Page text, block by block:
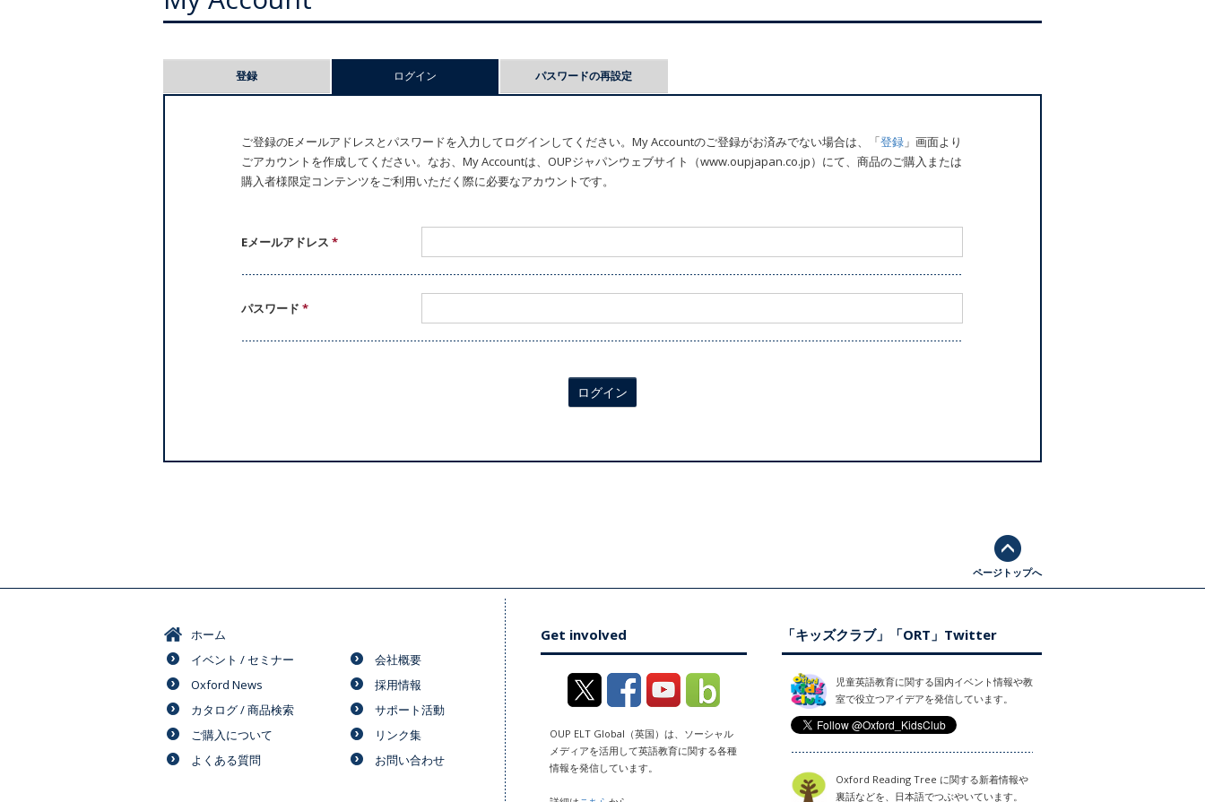
登録 ログイン パスワードの再設定
ご登録のEメールアドレスとパスワードを入力してログインしてください。My Accountのご登録がお済みでない場合は、「登録 」画面より
ごアカウントを作成してください。なお、My Accountは、OUPジャパンウェブサイト（www.oupjapan.co.jp）にて、商品のご購入または
購入者様限定コンテンツをご利用いただく際に必要なアカウントです。
Eメールアドレス*
パスワード*
ログイン
ページトップへ
ホーム
イベント / セミナー
Oxford News
カタログ / 商品検索
ご購入について
よくある質問
会社概要
採用情報
サポート活動
リンク集
お問い合わせ
Get involved
OUP ELT Global（英国）は、ソーシャル
メディアを活用して英語教育に関する各種
情報を発信しています。
「キッズクラブ」「ORT」Twitter
児童英語教育に関する国内イベント情報や教
室で役立つアイデアを発信しています。
Oxford Reading Tree に関する新着情報や
裏話などを、日本語でつぶやいています。